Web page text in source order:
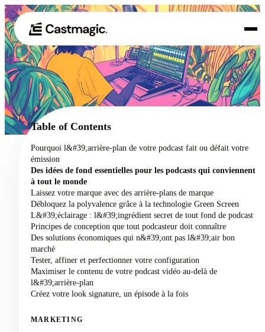
01 Produit
02 Cas d'utilisation
Tarification
À propos de nous
Table of Contents
Pourquoi l&#39;arrière-plan de votre podcast fait ou défait votre
émission
Des idées de fond essentielles pour les podcasts qui conviennent
à tout le monde
Laissez votre marque avec des arrière-plans de marque
Débloquez la polyvalence grâce à la technologie Green Screen
L&#39;éclairage : l&#39;ingrédient secret de tout fond de podcast
Principes de conception que tout podcasteur doit connaître
Des solutions économiques qui n&#39;ont pas l&#39;air bon
marché
Tester, affiner et perfectionner votre configuration
Maximiser le contenu de votre podcast vidéo au-delà de
l&#39;arrière-plan
Créez votre look signature, un épisode à la fois
MARKETING